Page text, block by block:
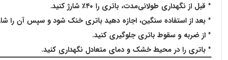
قبل از نگهداری طولانی‌مدت، باتری را ۴۰٪ شارژ کنید.
بعد از استفاده سنگین، اجازه دهید باتری خنک شود و سپس آن را
از ضربه و سقوط باتری جلوگیری کنید.
باتری را در محیط خشک و دمای متعادل نگهداری کنید.